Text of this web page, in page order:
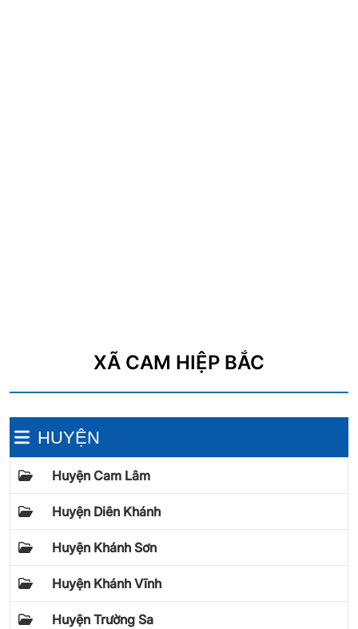
XÃ CAM HIỆP BẮC
HUYỆN
Huyện Cam Lâm
Huyện Diên Khánh
Huyện Khánh Sơn
Huyện Khánh Vĩnh
Huyện Trường Sa